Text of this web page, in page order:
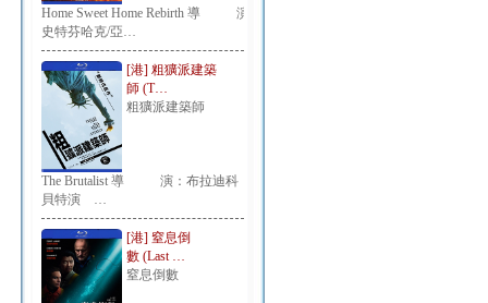
Home Sweet Home Rebirth 導 演：
史特芬哈克/亞…
[港] 粗獷派建築
師 (T…
粗獷派建築師
The Brutalist 導 演：布拉迪科
貝特演 …
[港] 窒息倒
數 (Last …
窒息倒數